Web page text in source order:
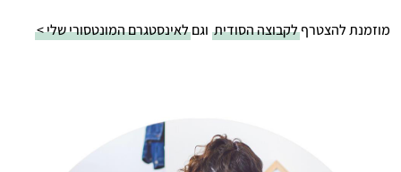
מוזמנת להצטרףלקבוצה הסודיתוגםלאינסטגרם המונטסורי שלי >